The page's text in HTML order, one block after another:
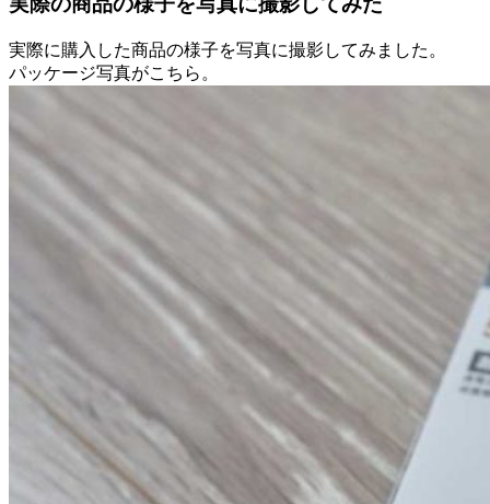
実際に購入した商品の様子を写真に撮影してみました。
パッケージ写真がこちら。